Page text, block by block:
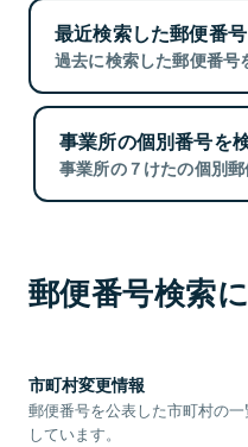
最近検索した郵便番号
過去に検索した郵便番号
事業所の個別番号を
事業所の７けたの個別郵
郵便番号検索
市町村変更情報
郵便番号を公表した市町村の
しています。